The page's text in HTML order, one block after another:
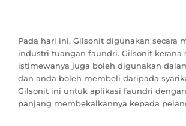
Pada hari ini, Gilsonit digunakan secara
industri tuangan faundri. Gilsonit kerana
istimewanya juga boleh digunakan
dan anda boleh membeli daripada
Gilsonit ini untuk aplikasi faundri
panjang membekalkannya kepada